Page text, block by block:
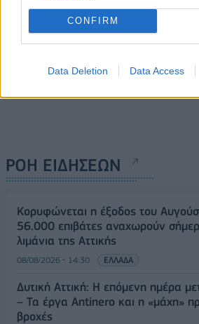
CONFIRM
Data Deletion Data Access
ΡΟΗ ΕΙΔΗΣΕΩΝ
Κορυφώνεται η έξοδος του
56.000 επιβάτες αναχωρούν
λιμάνια της Αττικής
08/08/2026 - 14:30 ΕΛΛΑΔΑ
Δυτική Αττική: Η επόμενη ημέρα
– Τα έργα Antinero και η «μάχη»
βροχές